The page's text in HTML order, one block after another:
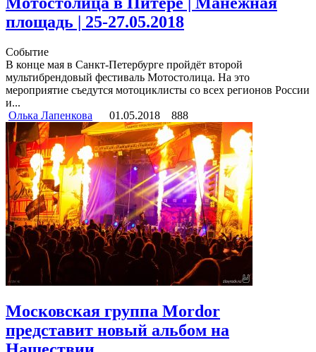
площадь | 25-27.05.2018
Событие
В конце мая в Санкт-Петербурге пройдёт второй
мультибрендовый фестиваль Мотостолица. На это
мероприятие съедутся мотоциклисты со всех регионов России
и...
Олька Лапенкова
01.05.2018 888
Московская группа Mordor
представит новый альбом на